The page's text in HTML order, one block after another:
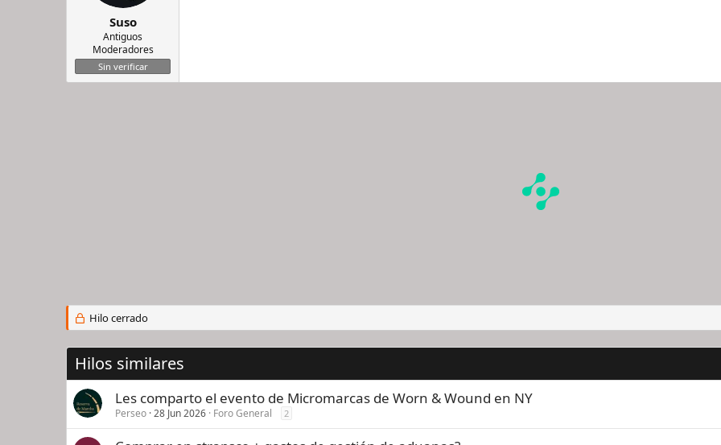
Suso
Antiguos
Moderadores
Sin verificar
Hilo cerrado
Hilos similares
Les comparto el evento de Micromarcas de Worn & Wound en NY
Perseo 28 Jun 2026 Foro General 2